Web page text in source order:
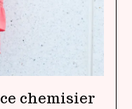
chemisier